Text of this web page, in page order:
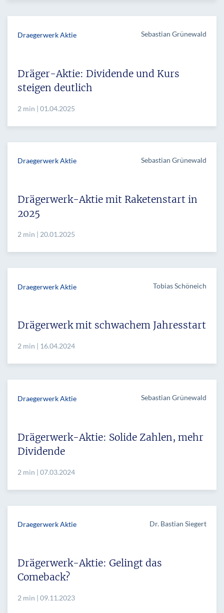
Draegerwerk Aktie Sebastian Grünewald
Dräger-Aktie: Dividende und Kurs
steigen deutlich
2 min | 01.04.2025
Draegerwerk Aktie Sebastian Grünewald
Drägerwerk-Aktie mit Raketenstart in
2025
2 min | 20.01.2025
Draegerwerk Aktie Tobias Schöneich
Drägerwerk mit schwachem Jahresstart
2 min | 16.04.2024
Draegerwerk Aktie Sebastian Grünewald
Drägerwerk-Aktie: Solide Zahlen, mehr
Dividende
2 min | 07.03.2024
Draegerwerk Aktie Dr. Bastian Siegert
Drägerwerk-Aktie: Gelingt das
Comeback?
2 min | 09.11.2023